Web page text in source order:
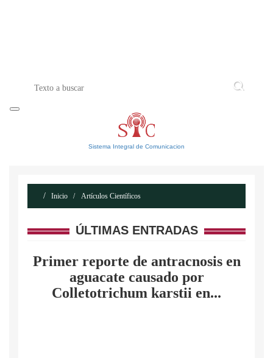
Sistema Integral de Comunicacion
Inicio Artículos Científicos
ÚLTIMAS ENTRADAS
Primer reporte de antracnosis en
aguacate causado por
Colletotrichum karstii en...